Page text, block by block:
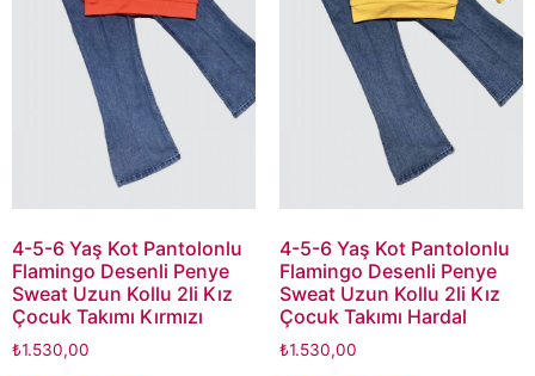
4-5-6 Yaş Kot Pantolonlu
Flamingo Desenli Penye
Sweat Uzun Kollu 2li Kız
Çocuk Takımı Kırmızı
₺1.530,00
4-5-6 Yaş Kot Pantolonlu
Flamingo Desenli Penye
Sweat Uzun Kollu 2li Kız
Çocuk Takımı Hardal
₺1.530,00